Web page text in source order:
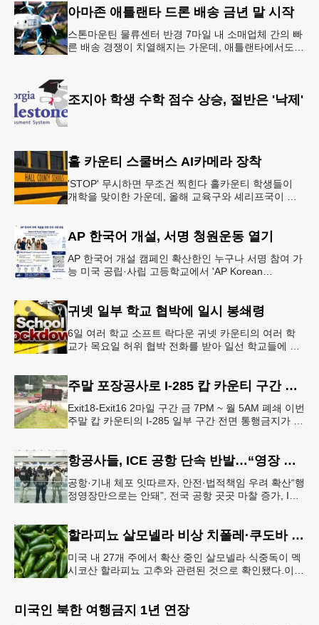
아마존 애틀랜타 드론 배송 금년 말 시작
스톤마운틴 물류센터 반경 7마일 내 소매업체 간의 빠
른 배송 경쟁이 치열해지는 가운데, 애틀랜타에서도
조지아 학생 수학 점수 상승, 절반은 '낙제'
홀 카운티 스쿨버스 AI카메라 장착
'STOP' 무시하면 무조건 찍힌다 홀카운티 학생들이
개학을 맞이한 가운데, 올해 교육구와 셰리프국이 학
AP 한국어 개설, 서명 청원운동 열기
AP 한국어 개설 캠페인 확산한인 누구나 서명 참여 가
능 미국 공립·사립 고등학교에서 'AP Korean
귀넷 일부 학교 협박에 일시 봉쇄령
6일 여러 학교 소프트 락다운 귀넷 카운티의 여러 학
교가 목요일 허위 협박 전화를 받아 일선 학교들에 일
주말 포장공사로 I-285 캅 카운티 구간 통행금지
Exit18-Exit16 2마일 구간 금 7PM ~ 월 5AM 폐쇄 이번
주말 캅 카운티의 I-285 일부 구간 전면 통행금지가 시
항공사들, ICE 공항 단속 반발…“영장 없인 협조 불가”
공항·기내 체포 잇따르자, 안전·법적책임 우려 확산“행
정영장만으로는 안돼”, 전국 공항 곳곳 마찰 증가, ICE
할라피뇨 살모넬라 비상 치폴레·쿠도바 긴급 회수
미국 내 27개 주에서 확산 중인 살모넬라 식중독이 멕
시코산 할라피뇨 고추와 관련된 것으로 확인됐다.이에
미국인 북한 여행금지 1년 연장